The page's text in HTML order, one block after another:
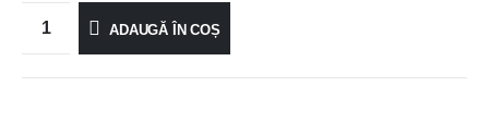
ADAUGĂ ÎN COȘ